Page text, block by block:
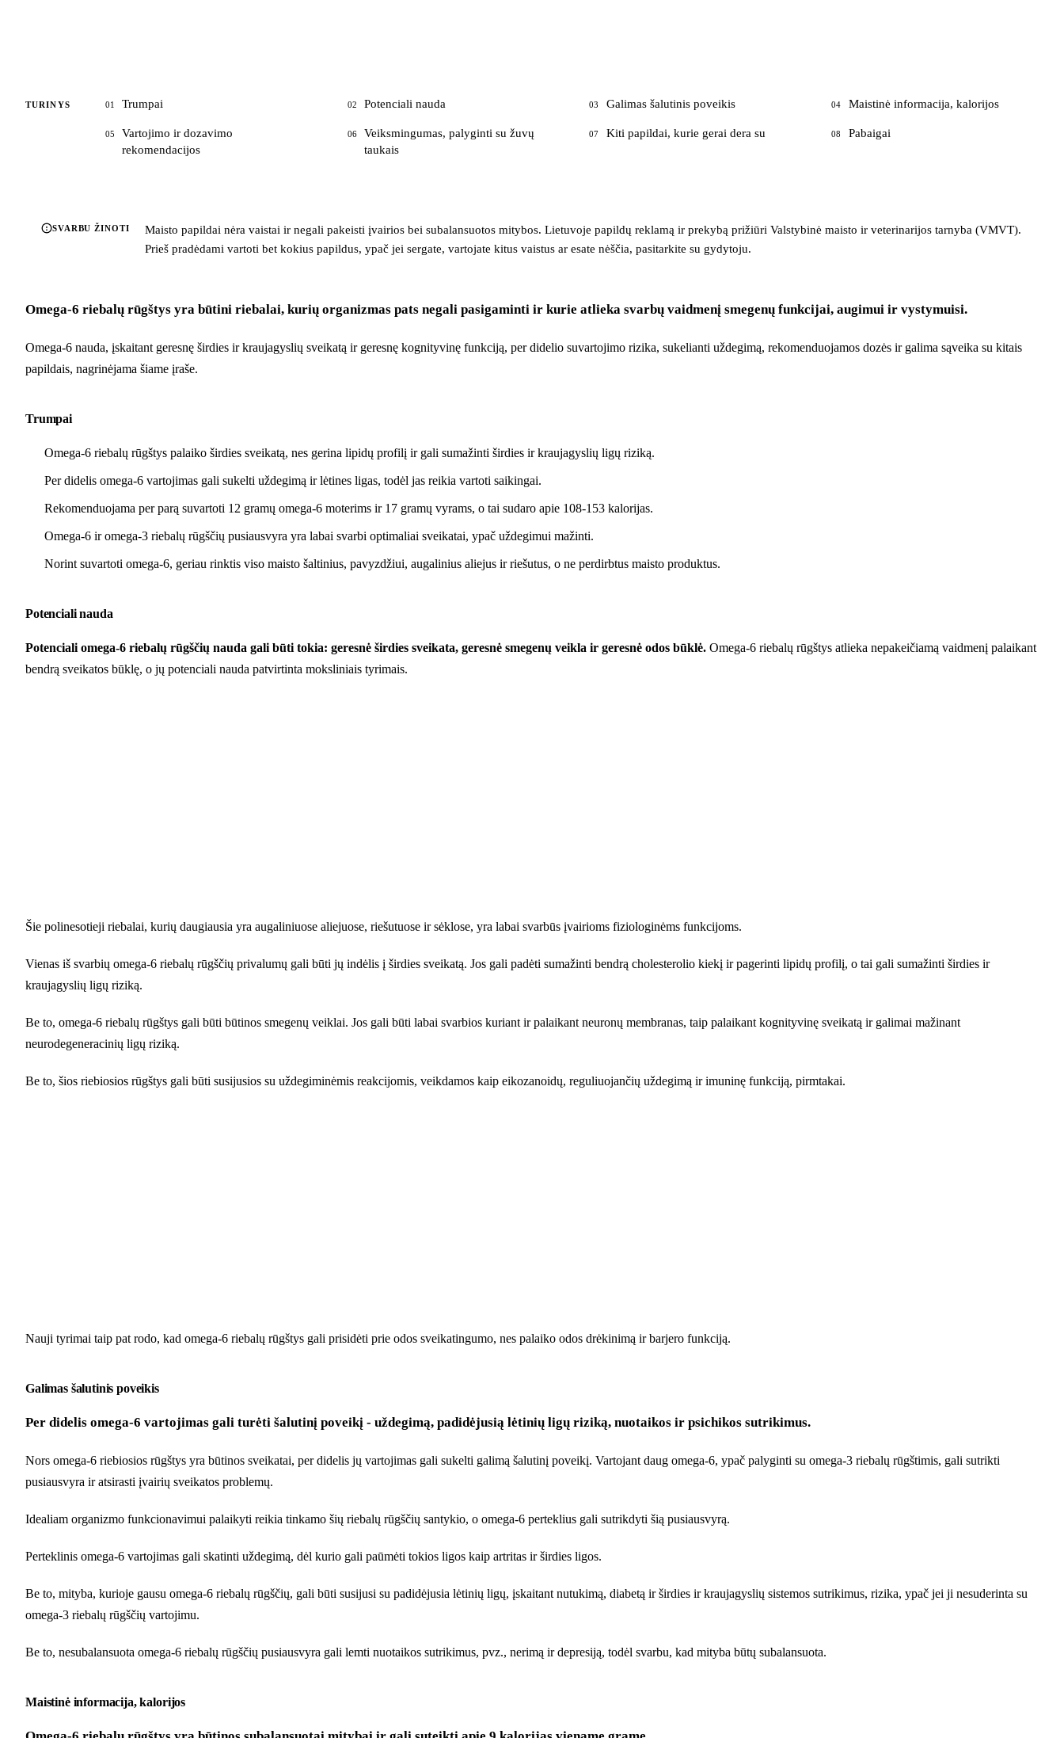
TURINYS 01 Trumpai 02 Potenciali nauda 03 Galimas šalutinis poveikis 04 Maistinė informacija, kalorijos
05
Vartojimo ir dozavimo
rekomendacijos
06
Veiksmingumas, palyginti su žuvų
taukais
07 Kiti papildai, kurie gerai dera su 08 Pabaigai
SVARBU ŽINOTI
Maisto papildai nėra vaistai ir negali pakeisti įvairios bei subalansuotos mitybos. Lietuvoje papildų reklamą ir prekybą prižiūri Valstybinė maisto ir veterinarijos tarnyba (VMVT).
Prieš pradėdami vartoti bet kokius papildus, ypač jei sergate, vartojate kitus vaistus ar esate nėščia, pasitarkite su gydytoju.
Omega-6 riebalų rūgštys yra būtini riebalai, kurių organizmas pats negali pasigaminti ir kurie atlieka svarbų vaidmenį smegenų funkcijai, augimui ir vystymuisi.
Omega-6 nauda, įskaitant geresnę širdies ir kraujagyslių sveikatą ir geresnę kognityvinę funkciją, per didelio suvartojimo rizika, sukelianti uždegimą, rekomenduojamos dozės ir galima sąveika su kitais
papildais, nagrinėjama šiame įraše.
Trumpai
Omega-6 riebalų rūgštys palaiko širdies sveikatą, nes gerina lipidų profilį ir gali sumažinti širdies ir kraujagyslių ligų riziką.
Per didelis omega-6 vartojimas gali sukelti uždegimą ir lėtines ligas, todėl jas reikia vartoti saikingai.
Rekomenduojama per parą suvartoti 12 gramų omega-6 moterims ir 17 gramų vyrams, o tai sudaro apie 108-153 kalorijas.
Omega-6 ir omega-3 riebalų rūgščių pusiausvyra yra labai svarbi optimaliai sveikatai, ypač uždegimui mažinti.
Norint suvartoti omega-6, geriau rinktis viso maisto šaltinius, pavyzdžiui, augalinius aliejus ir riešutus, o ne perdirbtus maisto produktus.
Potenciali nauda
Potenciali omega-6 riebalų rūgščių nauda gali būti tokia: geresnė širdies sveikata, geresnė smegenų veikla ir geresnė odos būklė. Omega-6 riebalų rūgštys atlieka nepakeičiamą vaidmenį palaikant
bendrą sveikatos būklę, o jų potenciali nauda patvirtinta moksliniais tyrimais.
Šie polinesotieji riebalai, kurių daugiausia yra augaliniuose aliejuose, riešutuose ir sėklose, yra labai svarbūs įvairioms fiziologinėms funkcijoms.
Vienas iš svarbių omega-6 riebalų rūgščių privalumų gali būti jų indėlis į širdies sveikatą. Jos gali padėti sumažinti bendrą cholesterolio kiekį ir pagerinti lipidų profilį, o tai gali sumažinti širdies ir
kraujagyslių ligų riziką.
Be to, omega-6 riebalų rūgštys gali būti būtinos smegenų veiklai. Jos gali būti labai svarbios kuriant ir palaikant neuronų membranas, taip palaikant kognityvinę sveikatą ir galimai mažinant
neurodegeneracinių ligų riziką.
Be to, šios riebiosios rūgštys gali būti susijusios su uždegiminėmis reakcijomis, veikdamos kaip eikozanoidų, reguliuojančių uždegimą ir imuninę funkciją, pirmtakai.
Nauji tyrimai taip pat rodo, kad omega-6 riebalų rūgštys gali prisidėti prie odos sveikatingumo, nes palaiko odos drėkinimą ir barjero funkciją.
Galimas šalutinis poveikis
Per didelis omega-6 vartojimas gali turėti šalutinį poveikį - uždegimą, padidėjusią lėtinių ligų riziką, nuotaikos ir psichikos sutrikimus.
Nors omega-6 riebiosios rūgštys yra būtinos sveikatai, per didelis jų vartojimas gali sukelti galimą šalutinį poveikį. Vartojant daug omega-6, ypač palyginti su omega-3 riebalų rūgštimis, gali sutrikti
pusiausvyra ir atsirasti įvairių sveikatos problemų.
Idealiam organizmo funkcionavimui palaikyti reikia tinkamo šių riebalų rūgščių santykio, o omega-6 perteklius gali sutrikdyti šią pusiausvyrą.
Perteklinis omega-6 vartojimas gali skatinti uždegimą, dėl kurio gali paūmėti tokios ligos kaip artritas ir širdies ligos.
Be to, mityba, kurioje gausu omega-6 riebalų rūgščių, gali būti susijusi su padidėjusia lėtinių ligų, įskaitant nutukimą, diabetą ir širdies ir kraujagyslių sistemos sutrikimus, rizika, ypač jei ji nesuderinta su
omega-3 riebalų rūgščių vartojimu.
Be to, nesubalansuota omega-6 riebalų rūgščių pusiausvyra gali lemti nuotaikos sutrikimus, pvz., nerimą ir depresiją, todėl svarbu, kad mityba būtų subalansuota.
Maistinė informacija, kalorijos